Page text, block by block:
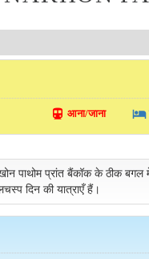
directions_transit आना/जाना local_hotel
पाथोम प्रांत बैंकॉक के ठीक बगल
दिन की यात्राएँ हैं।